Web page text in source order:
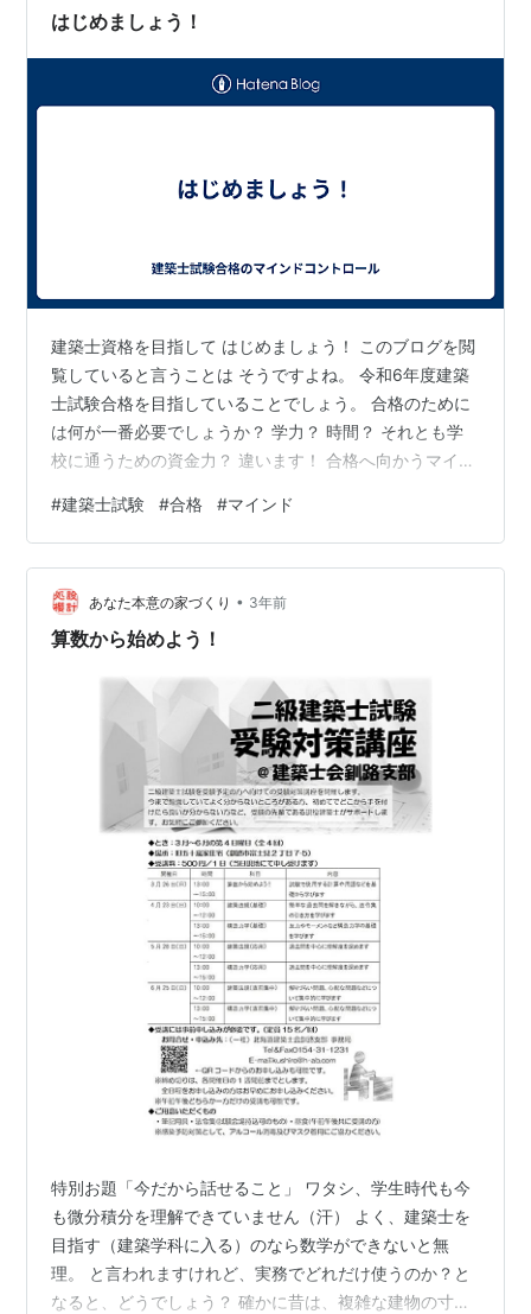
ります。 では、一日どのくらいの勉強時間が必要になり
はじめましょう！
建築士資格を目指して はじめましょう！ このブログを閲
覧していると言うことは そうですよね。 令和6年度建築
士試験合格を目指していることでしょう。 合格のために
は何が一番必要でしょうか？ 学力？ 時間？ それとも学
校に通うための資金力？ 違います！ 合格へ向かうマイン
のブログではその方法をお伝えしていきます。
#建築士試験 #合格 #マインド
あなた本意の家づくり • 3年前
算数から始めよう！
特別お題「今だから話せること」 ワタシ、学生時代も今
も微分積分を理解できていません（汗） よく、建築士を
目指す（建築学科に入る）のなら数学ができないと無
理。 と言われますけれど、実務でどれだけ使うのか？と
なると、どうでしょう？ 確かに昔は、複雑な建物の寸法